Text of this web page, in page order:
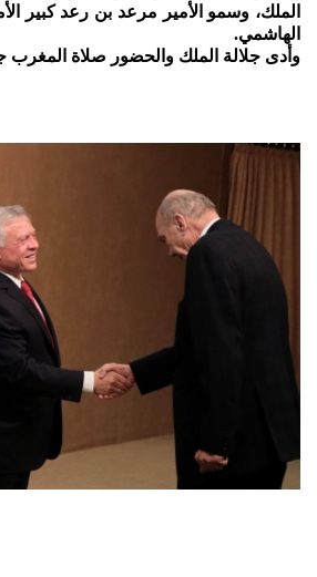
الملك، وسمو الأمير مرعد بن رعد كبير
الهاشمي.
وأدى جلالة الملك والحضور صلاة المغرب